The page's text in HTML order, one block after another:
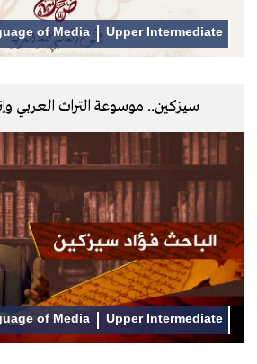
of Media Upper Intermediate
سيزكين.. موسوعة التراث العربي
of Media Upper Intermediate